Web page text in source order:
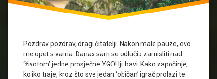
Pozdrav pozdrav, dragi čitatelji. Nakon male pauze, evo
me opet s vama. Danas sam se odlučio zamisliti nad
‘životom’ jedne prosječne YGO! ljubavi. Kako započinje,
koliko traje, kroz što sve jedan ‘običan’ igrač prolazi te